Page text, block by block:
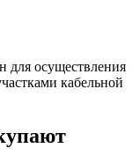
для осуществления
кабельной